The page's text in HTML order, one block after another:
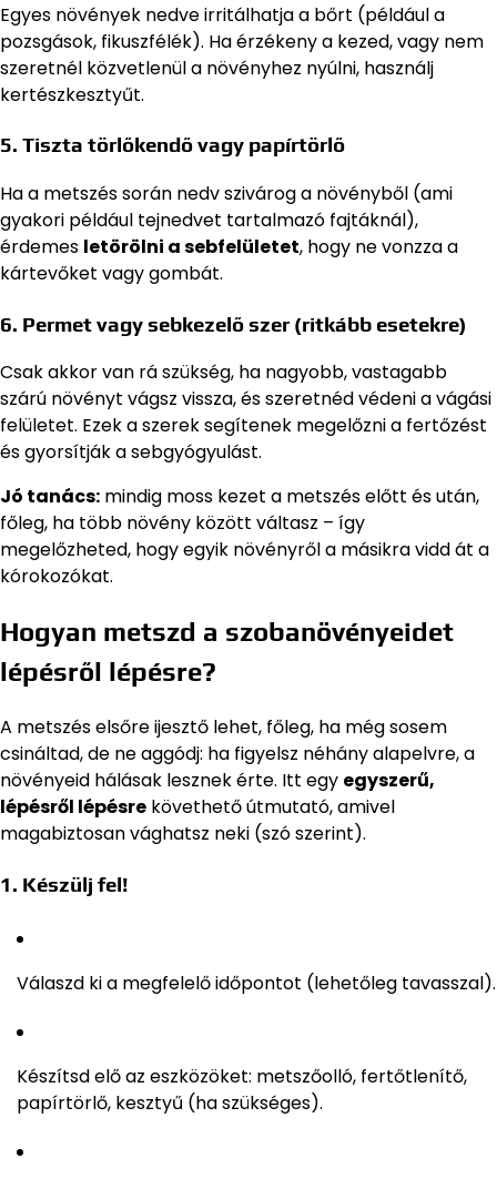
Egyes növények nedve irritálhatja a bőrt (például a
pozsgások, fikuszfélék). Ha érzékeny a kezed, vagy nem
szeretnél közvetlenül a növényhez nyúlni, használj
kertészkesztyűt.
5. Tiszta törlőkendő vagy papírtörlő
Ha a metszés során nedv szivárog a növényből (ami
gyakori például tejnedvet tartalmazó fajtáknál),
érdemes letörölni a sebfelületet, hogy ne vonzza a
kártevőket vagy gombát.
6. Permet vagy sebkezelő szer (ritkább esetekre)
Csak akkor van rá szükség, ha nagyobb, vastagabb
szárú növényt vágsz vissza, és szeretnéd védeni a vágási
felületet. Ezek a szerek segítenek megelőzni a fertőzést
és gyorsítják a sebgyógyulást.
Jó tanács: mindig moss kezet a metszés előtt és után,
főleg, ha több növény között váltasz – így
megelőzheted, hogy egyik növényről a másikra vidd át a
kórokozókat.
Hogyan metszd a szobanövényeidet
lépésről lépésre?
A metszés elsőre ijesztő lehet, főleg, ha még sosem
csináltad, de ne aggódj: ha figyelsz néhány alapelvre, a
növényeid hálásak lesznek érte. Itt egy egyszerű,
lépésről lépésre követhető útmutató, amivel
magabiztosan vághatsz neki (szó szerint).
1. Készülj fel!
Válaszd ki a megfelelő időpontot (lehetőleg tavasszal).
Készítsd elő az eszközöket: metszőolló, fertőtlenítő,
papírtörlő, kesztyű (ha szükséges).